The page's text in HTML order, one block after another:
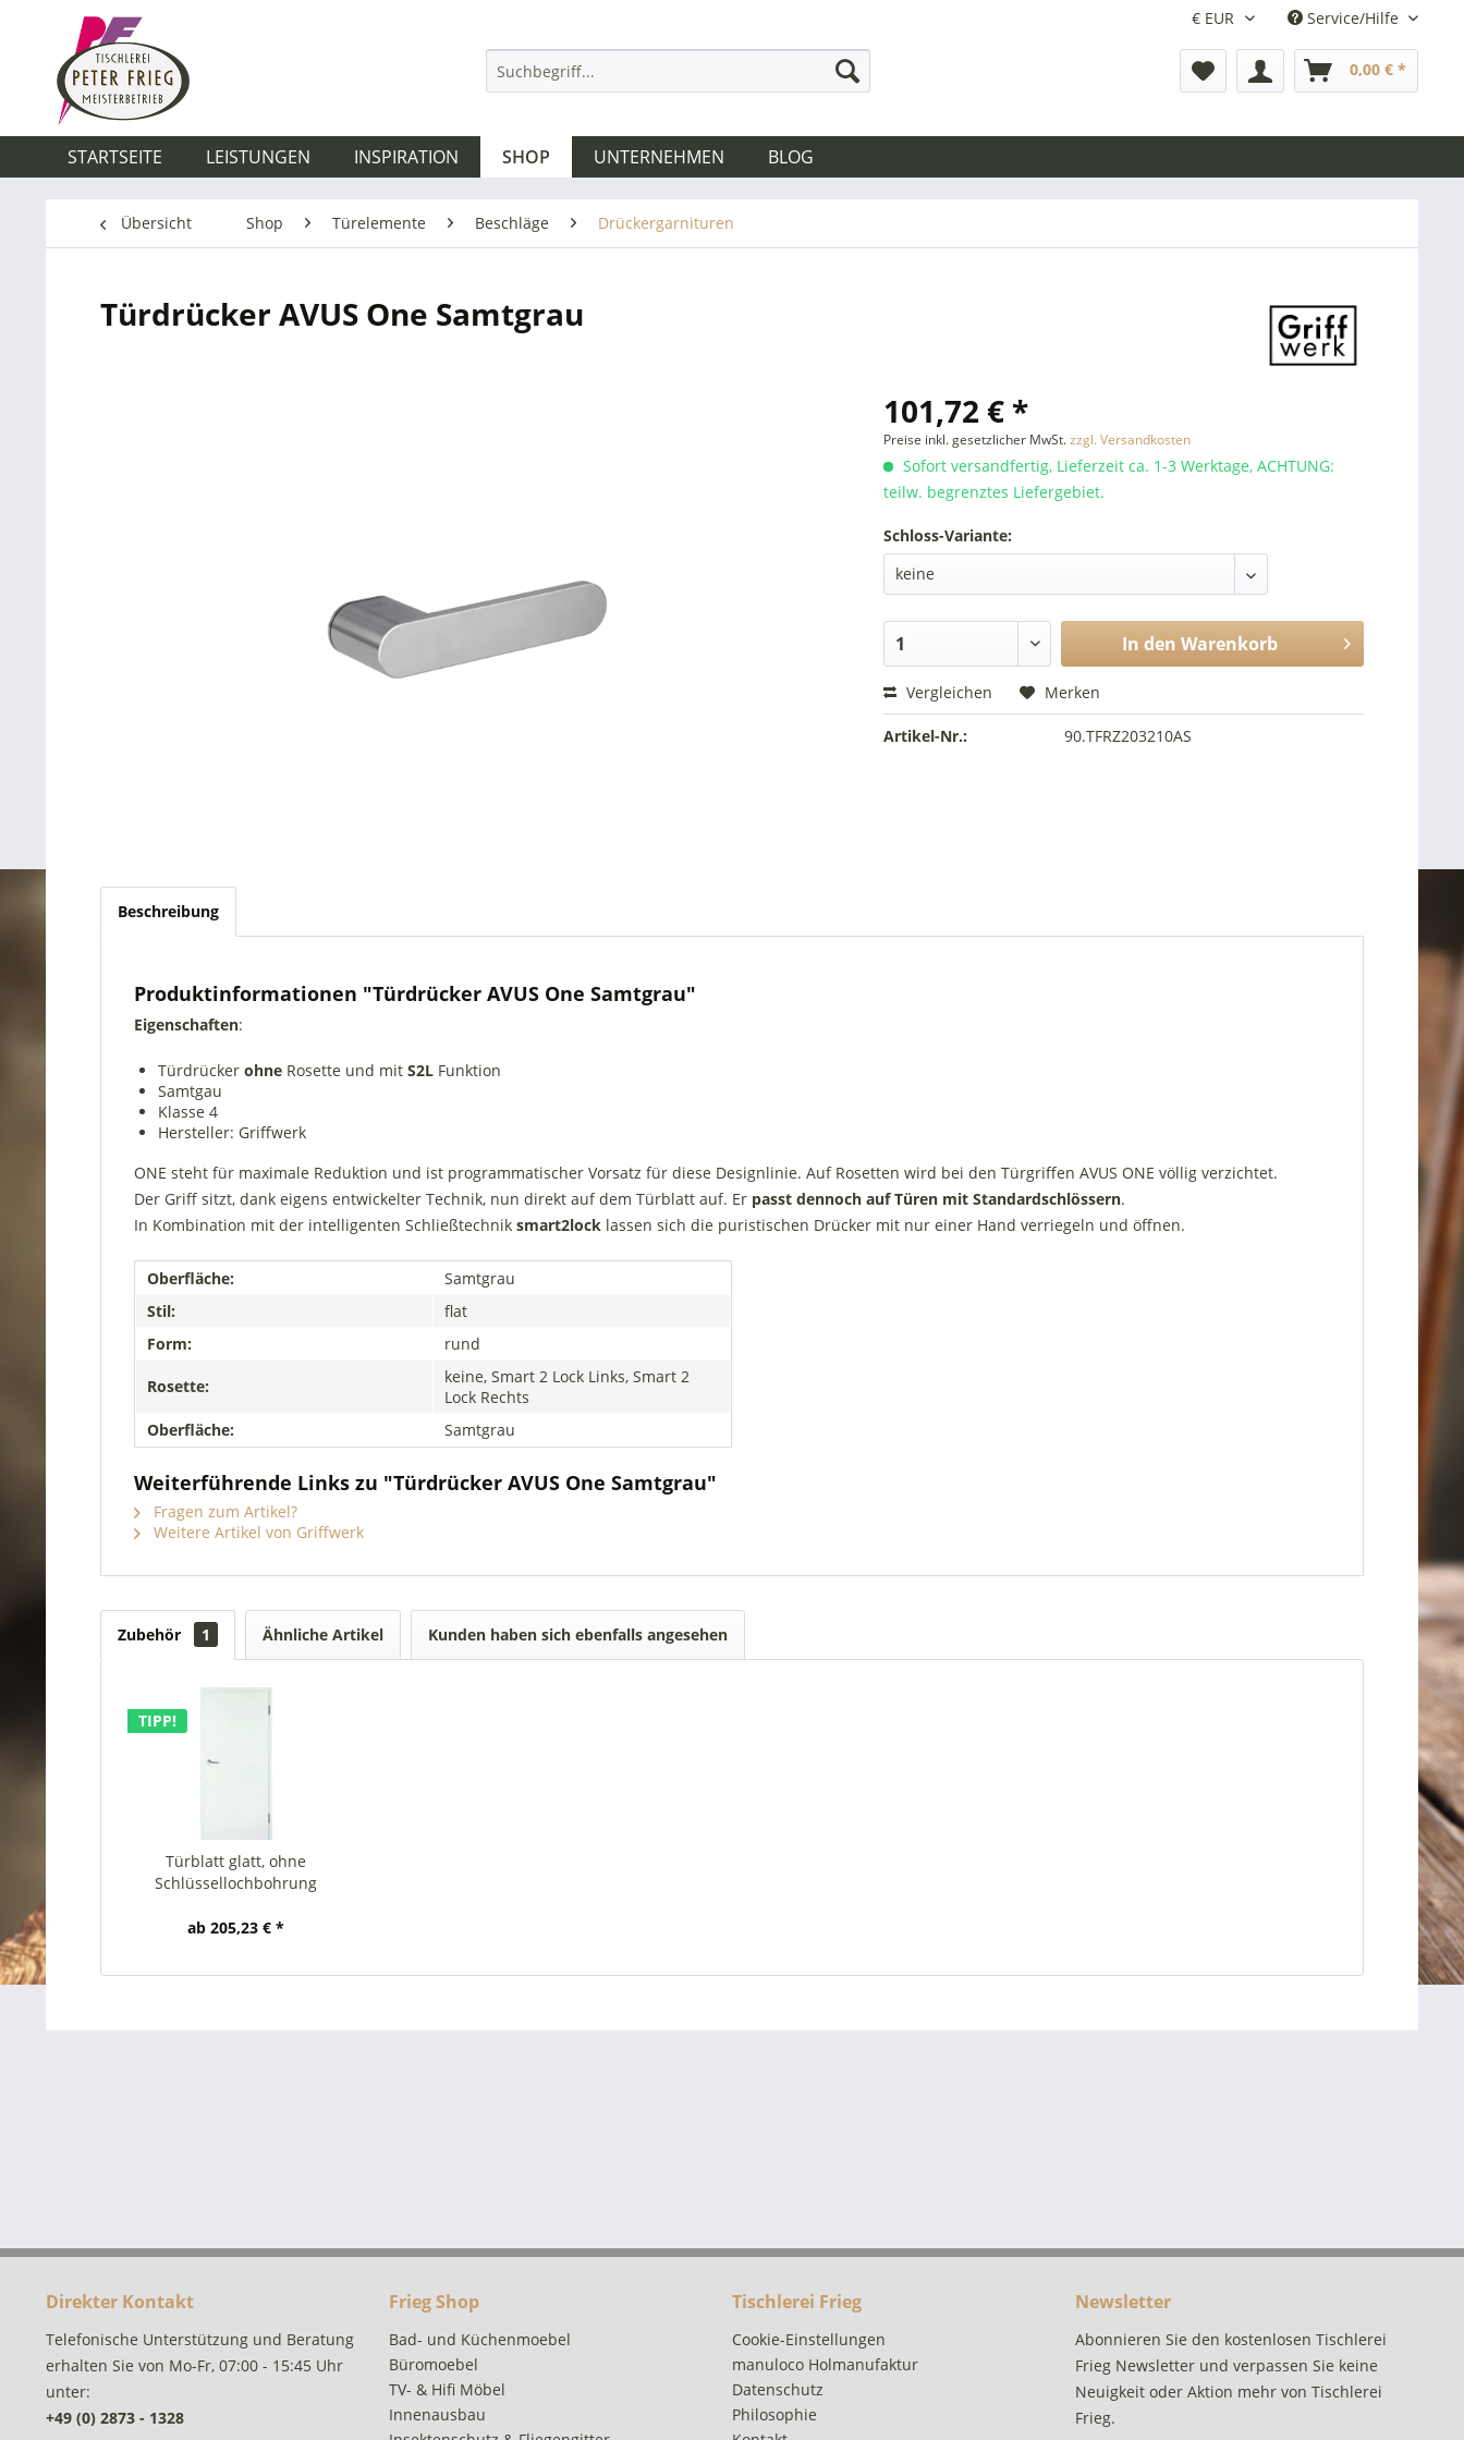
Service/Hilfe
0,00 € *
STARTSEITE LEISTUNGEN INSPIRATION SHOP UNTERNEHMEN BLOG
Übersicht Shop Türelemente Beschläge Drückergarnituren
Türdrücker AVUS One Samtgrau
101,72 € *
Preise inkl. gesetzlicher MwSt.zzgl. Versandkosten
Sofort versandfertig, Lieferzeit ca. 1-3 Werktage, ACHTUNG:
teilw. begrenztes Liefergebiet.
Schloss-Variante:
In den Warenkorb
Vergleichen Merken
Artikel-Nr.: 90.TFRZ203210AS
Beschreibung
Produktinformationen "Türdrücker AVUS One Samtgrau"
Eigenschaften:
Türdrücker ohne Rosette und mit S2L Funktion
Samtgau
Klasse 4
Hersteller: Griffwerk
ONE steht für maximale Reduktion und ist programmatischer Vorsatz für diese Designlinie. Auf Rosetten wird bei den Türgriffen AVUS ONE völlig verzichtet.
Der Griff sitzt, dank eigens entwickelter Technik, nun direkt auf dem Türblatt auf. Er passt dennoch auf Türen mit Standardschlössern.
In Kombination mit der intelligenten Schließtechnik smart2lock lassen sich die puristischen Drücker mit nur einer Hand verriegeln und öffnen.
Oberfläche:
Samtgrau
Stil:
flat
Form:
rund
Rosette:
keine, Smart 2 Lock Links, Smart 2
Lock Rechts
Oberfläche:
Samtgrau
Weiterführende Links zu "Türdrücker AVUS One Samtgrau"
Fragen zum Artikel?
Weitere Artikel von Griffwerk
Zubehör 1 Ähnliche Artikel Kunden haben sich ebenfalls angesehen
TIPP!
Türblatt glatt, ohne
Schlüssellochbohrung
ab 205,23 € *
Direkter Kontakt
Telefonische Unterstützung und Beratung
erhalten Sie von Mo-Fr, 07:00 - 15:45 Uhr
unter:
+49 (0) 2873 - 1328
Frieg Shop
Bad- und Küchenmoebel
Büromoebel
TV- & Hifi Möbel
Innenausbau
Tischlerei Frieg
Cookie-Einstellungen
manuloco Holmanufaktur
Datenschutz
Philosophie
Newsletter
Abonnieren Sie den kostenlosen Tischlerei
Frieg Newsletter und verpassen Sie keine
Neuigkeit oder Aktion mehr von Tischlerei
Frieg.